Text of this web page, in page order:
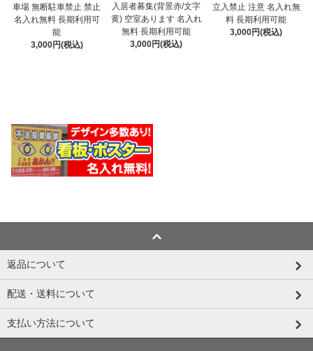
車場 無断駐車禁止 禁止
名入れ無料 長期利用可
能
3,000円(税込)
入居者募集(背景赤/文字
黄) 空室あります 名入れ
無料 長期利用可能
3,000円(税込)
立入禁止 注意 名入れ無
料 長期利用可能
3,000円(税込)
返品について
配送・送料について
支払い方法について